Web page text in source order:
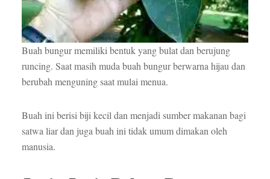
Buah bungur memiliki bentuk yang bulat dan berujung
runcing. Saat masih muda buah bungur berwarna hijau dan
berubah menguning saat mulai menua.
Buah ini berisi biji kecil dan menjadi sumber makanan bagi
satwa liar dan juga buah ini tidak umum dimakan oleh
manusia.